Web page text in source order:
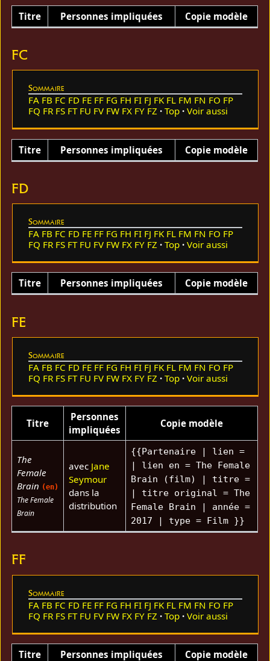
Titre Personnes impliquées Copie modèle
FC
Sommaire
FA FB FC FD FE FF FG FH FI FJ FK FL FM FN FO FP
FQ FR FS FT FU FV FW FX FY FZ Top Voir aussi
Titre Personnes impliquées Copie modèle
FD
Sommaire
FA FB FC FD FE FF FG FH FI FJ FK FL FM FN FO FP
FQ FR FS FT FU FV FW FX FY FZ Top Voir aussi
Titre Personnes impliquées Copie modèle
FE
Sommaire
FA FB FC FD FE FF FG FH FI FJ FK FL FM FN FO FP
FQ FR FS FT FU FV FW FX FY FZ Top Voir aussi
Titre
Personnes
impliquées
Copie modèle
The
Female
Brain (en)
The Female
Brain
avec Jane
Seymour
dans la
distribution
{{Partenaire | lien =
| lien en = The Female
Brain (film) | titre =
| titre original = The
Female Brain | année =
2017 | type = Film }}
FF
Sommaire
FA FB FC FD FE FF FG FH FI FJ FK FL FM FN FO FP
FQ FR FS FT FU FV FW FX FY FZ Top Voir aussi
Titre Personnes impliquées Copie modèle